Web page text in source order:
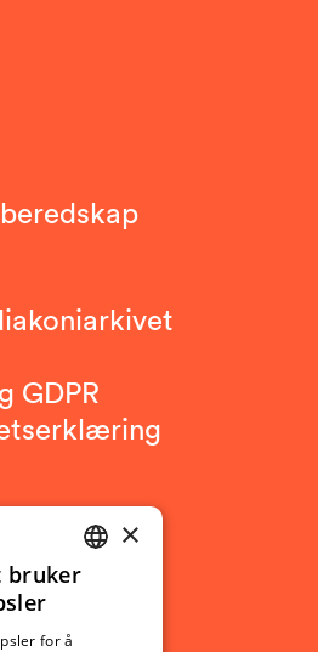
GDPR
NORWEGIAN
×
bruker
for å